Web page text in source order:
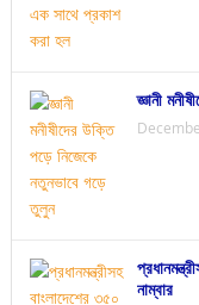
জ্ঞানী
নাম্বার